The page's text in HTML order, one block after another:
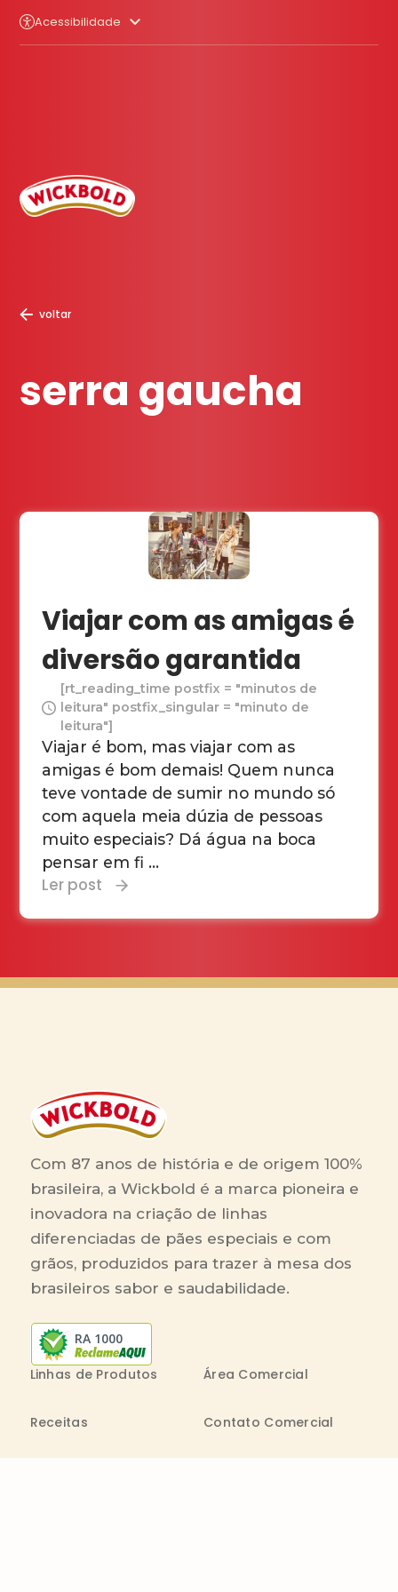
Acessibilidade
voltar
serra gaucha
Viajar com as amigas é
diversão garantida
[rt_reading_time postfix = "minutos de
leitura" postfix_singular = "minuto de
leitura"]
Viajar é bom, mas viajar com as
amigas é bom demais! Quem nunca
teve vontade de sumir no mundo só
com aquela meia dúzia de pessoas
muito especiais? Dá água na boca
pensar em fi ...
Ler post
Com 87 anos de história e de origem 100%
brasileira, a Wickbold é a marca pioneira e
inovadora na criação de linhas
diferenciadas de pães especiais e com
grãos, produzidos para trazer à mesa dos
brasileiros sabor e saudabilidade.
RA 1000
Linhas de Produtos Área Comercial
Receitas Contato Comercial